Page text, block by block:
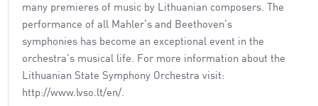
many premieres of music by Lithuanian composers. The
performance of all Mahler’s and Beethoven’s
symphonies has become an exceptional event in the
orchestra’s musical life. For more information about the
Lithuanian State Symphony Orchestra visit:
http://www.lvso.lt/en/.